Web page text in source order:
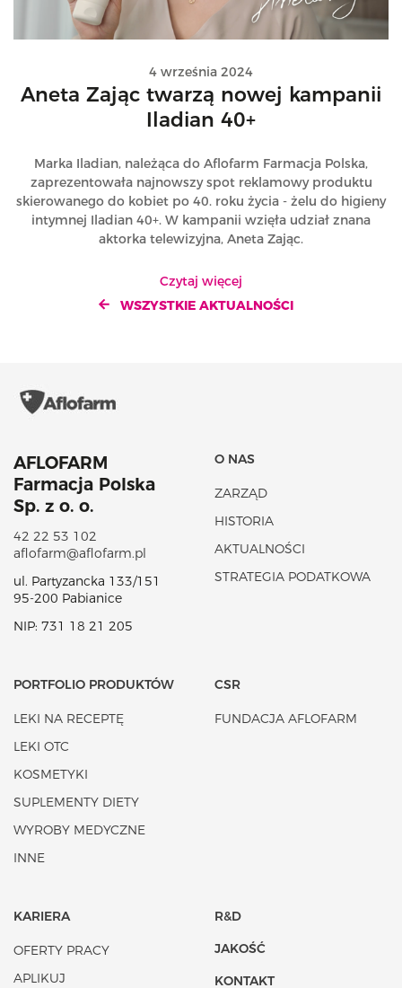
4 września 2024
Aneta Zając twarzą nowej kampanii
Iladian 40+
Marka Iladian, należąca do Aflofarm Farmacja Polska,
zaprezentowała najnowszy spot reklamowy produktu
skierowanego do kobiet po 40. roku życia - żelu do higieny
intymnej Iladian 40+. W kampanii wzięła udział znana
aktorka telewizyjna, Aneta Zając.
Czytaj więcej
WSZYSTKIE AKTUALNOŚCI
AFLOFARM
Farmacja Polska
Sp. z o. o.
42 22 53 102
aflofarm@aflofarm.pl
ul. Partyzancka 133/151
95-200 Pabianice
NIP: 731 18 21 205
O NAS
ZARZĄD
HISTORIA
AKTUALNOŚCI
STRATEGIA PODATKOWA
PORTFOLIO PRODUKTÓW
LEKI NA RECEPTĘ
LEKI OTC
KOSMETYKI
SUPLEMENTY DIETY
WYROBY MEDYCZNE
INNE
CSR
FUNDACJA AFLOFARM
KARIERA
OFERTY PRACY
APLIKUJ
R&D
JAKOŚĆ
KONTAKT